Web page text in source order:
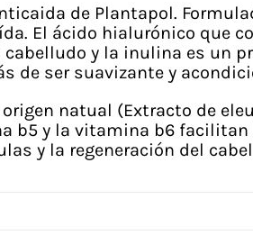
de Plantapol.
El ácido hialurónico que
y la inulina es un
de ser suavizante y
natual (Extracto de
b5 y la vitamina b6
y la regeneración del